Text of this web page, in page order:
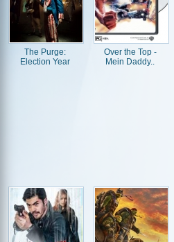
The Purge:
Election Year
Over the Top -
Mein Daddy..